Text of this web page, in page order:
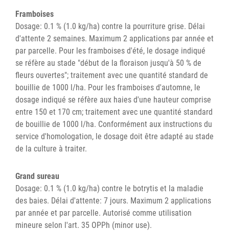
Framboises
Dosage: 0.1 % (1.0 kg/ha) contre la pourriture grise. Délai
d'attente 2 semaines. Maximum 2 applications par année et
par parcelle. Pour les framboises d'été, le dosage indiqué
se réfère au stade "début de la floraison jusqu'à 50 % de
fleurs ouvertes"; traitement avec une quantité standard de
bouillie de 1000 l/ha. Pour les framboises d'automne, le
dosage indiqué se réfère aux haies d'une hauteur comprise
entre 150 et 170 cm; traitement avec une quantité standard
de bouillie de 1000 l/ha. Conformément aux instructions du
service d'homologation, le dosage doit être adapté au stade
de la culture à traiter.
Grand sureau
Dosage: 0.1 % (1.0 kg/ha) contre le botrytis et la maladie
des baies. Délai d'attente: 7 jours. Maximum 2 applications
par année et par parcelle. Autorisé comme utilisation
mineure selon l'art. 35 OPPh (minor use).